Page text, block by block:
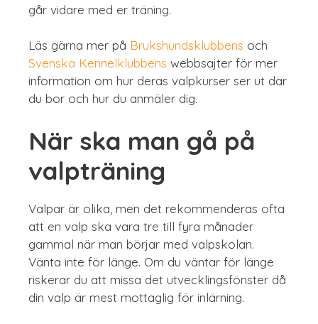
går vidare med er träning.
Läs gärna mer på Brukshundsklubbens och
Svenska Kennelklubbens webbsajter för mer
information om hur deras valpkurser ser ut där
du bor och hur du anmäler dig.
När ska man gå på
valpträning
Valpar är olika, men det rekommenderas ofta
att en valp ska vara tre till fyra månader
gammal när man börjar med valpskolan.
Vänta inte för länge. Om du väntar för länge
riskerar du att missa det utvecklingsfönster då
din valp är mest mottaglig för inlärning.